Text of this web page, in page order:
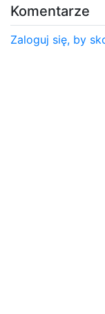
Komentarze
Zaloguj się, by